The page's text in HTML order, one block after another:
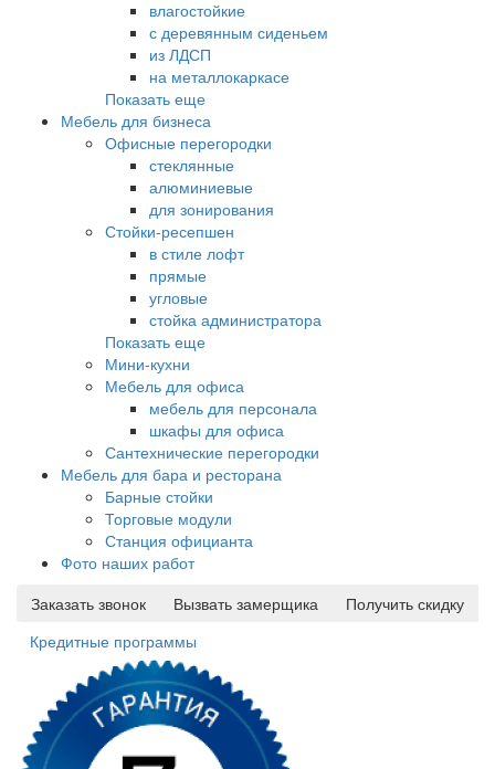
влагостойкие
с деревянным сиденьем
из ЛДСП
на металлокаркасе
Показать еще
Мебель для бизнеса
Офисные перегородки
стеклянные
алюминиевые
для зонирования
Стойки-ресепшен
в стиле лофт
прямые
угловые
стойка администратора
Показать еще
Мини-кухни
Мебель для офиса
мебель для персонала
шкафы для офиса
Сантехнические перегородки
Мебель для бара и ресторана
Барные стойки
Торговые модули
Станция официанта
Фото наших работ
Заказать звонок
Вызвать замерщика
Получить скидку
Кредитные программы